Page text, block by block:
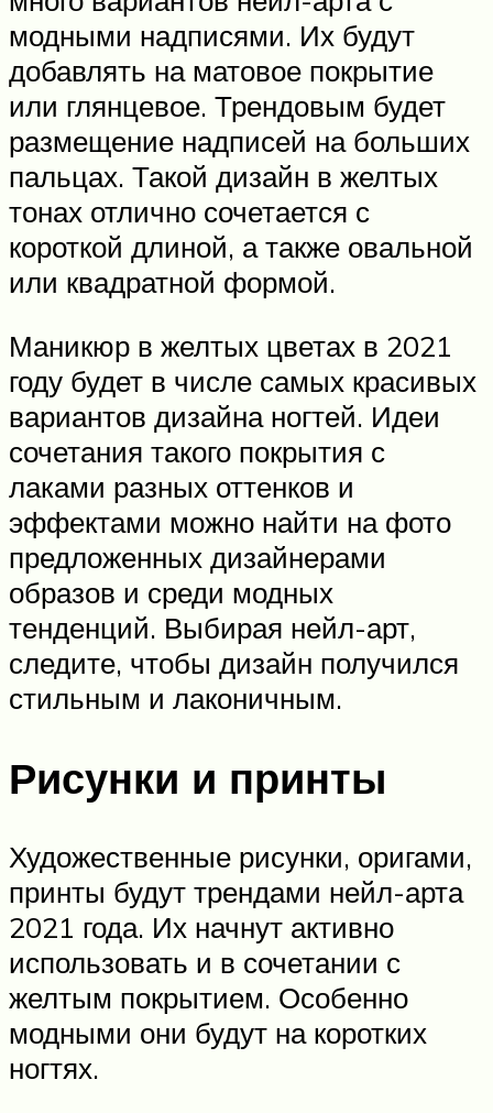
модными надписями. Их будут
добавлять на матовое покрытие
или глянцевое. Трендовым будет
размещение надписей на больших
пальцах. Такой дизайн в желтых
тонах отлично сочетается с
короткой длиной, а также овальной
или квадратной формой.
Маникюр в желтых цветах в 2021
году будет в числе самых красивых
вариантов дизайна ногтей. Идеи
сочетания такого покрытия с
лаками разных оттенков и
эффектами можно найти на фото
предложенных дизайнерами
образов и среди модных
тенденций. Выбирая нейл-арт,
следите, чтобы дизайн получился
стильным и лаконичным.
Рисунки и принты
Художественные рисунки, оригами,
принты будут трендами нейл-арта
2021 года. Их начнут активно
использовать и в сочетании с
желтым покрытием. Особенно
модными они будут на коротких
ногтях.